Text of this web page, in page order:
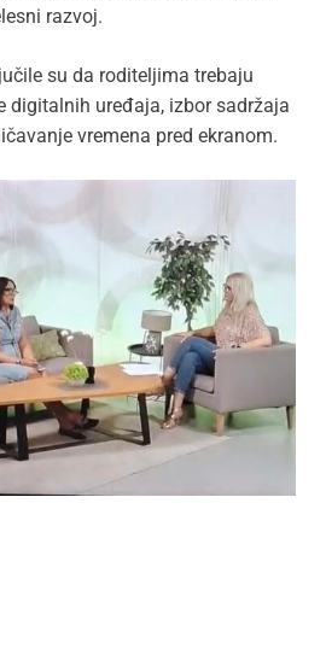
razvoj.
su da roditeljima trebaju
digitalnih uređaja, izbor sadržaja
vremena pred ekranom.